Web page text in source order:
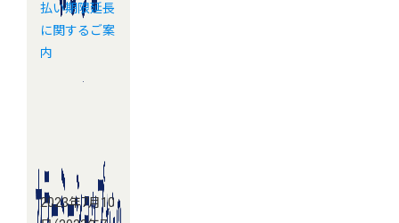
払い期限延長
に関するご案
内
2023年7月10